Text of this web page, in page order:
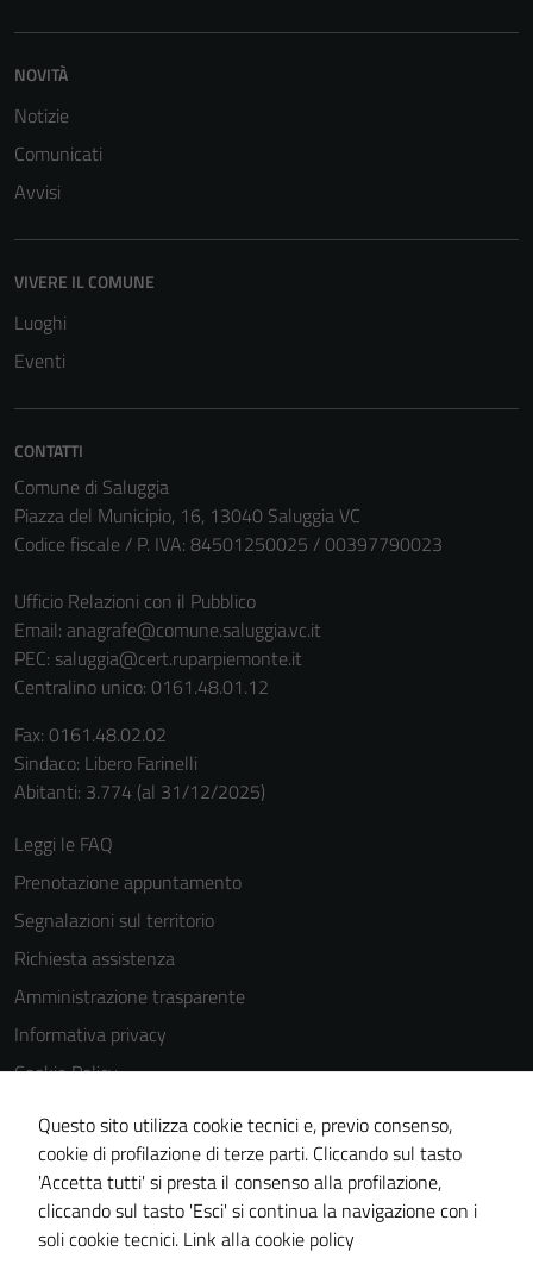
NOVITÀ
Notizie
Comunicati
Avvisi
VIVERE IL COMUNE
Luoghi
Eventi
CONTATTI
Comune di Saluggia
Piazza del Municipio, 16, 13040 Saluggia VC
Codice fiscale / P. IVA: 84501250025 / 00397790023
Ufficio Relazioni con il Pubblico
Email: anagrafe@comune.saluggia.vc.it
PEC: saluggia@cert.ruparpiemonte.it
Centralino unico: 0161.48.01.12
Fax: 0161.48.02.02
Sindaco: Libero Farinelli
Abitanti: 3.774 (al 31/12/2025)
Leggi le FAQ
Prenotazione appuntamento
Segnalazioni sul territorio
Richiesta assistenza
Amministrazione trasparente
Informativa privacy
Cookie Policy
Dichiarazione di accessibilità
Piano di miglioramento del sito
Statistiche sito web
Questo sito utilizza cookie tecnici e, previo consenso,
cookie di profilazione di terze parti. Cliccando sul tasto
'Accetta tutti' si presta il consenso alla profilazione,
cliccando sul tasto 'Esci' si continua la navigazione con i
soli cookie tecnici. Link alla cookie policy